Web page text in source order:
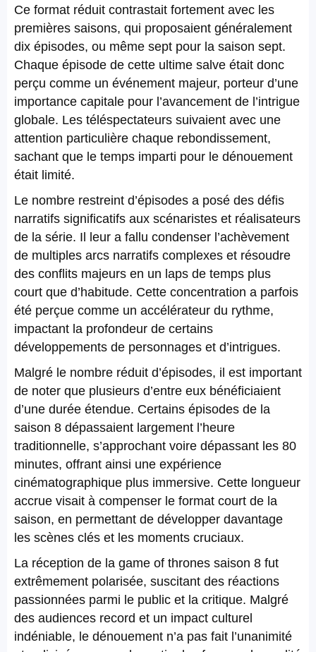
Ce format réduit contrastait fortement avec les
premières saisons, qui proposaient généralement
dix épisodes, ou même sept pour la saison sept.
Chaque épisode de cette ultime salve était donc
perçu comme un événement majeur, porteur d’une
importance capitale pour l’avancement de l’intrigue
globale. Les téléspectateurs suivaient avec une
attention particulière chaque rebondissement,
sachant que le temps imparti pour le dénouement
était limité.
Le nombre restreint d’épisodes a posé des défis
narratifs significatifs aux scénaristes et réalisateurs
de la série. Il leur a fallu condenser l’achèvement
de multiples arcs narratifs complexes et résoudre
des conflits majeurs en un laps de temps plus
court que d’habitude. Cette concentration a parfois
été perçue comme un accélérateur du rythme,
impactant la profondeur de certains
développements de personnages et d’intrigues.
Malgré le nombre réduit d’épisodes, il est important
de noter que plusieurs d’entre eux bénéficiaient
d’une durée étendue. Certains épisodes de la
saison 8 dépassaient largement l’heure
traditionnelle, s’approchant voire dépassant les 80
minutes, offrant ainsi une expérience
cinématographique plus immersive. Cette longueur
accrue visait à compenser le format court de la
saison, en permettant de développer davantage
les scènes clés et les moments cruciaux.
La réception de la game of thrones saison 8 fut
extrêmement polarisée, suscitant des réactions
passionnées parmi le public et la critique. Malgré
des audiences record et un impact culturel
indéniable, le dénouement n’a pas fait l’unanimité